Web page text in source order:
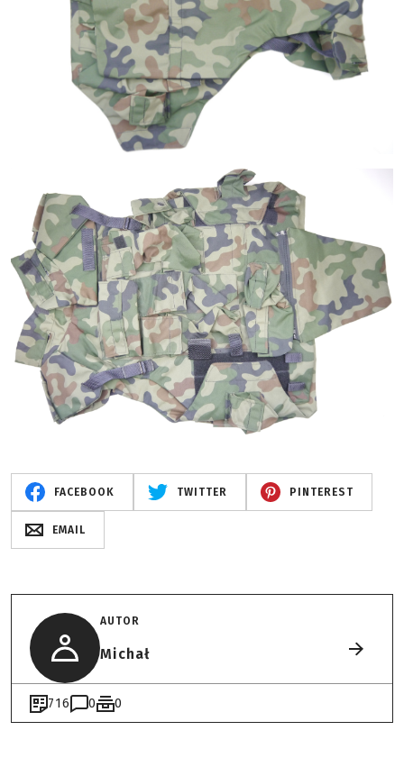
FACEBOOK TWITTER PINTEREST
EMAIL
AUTOR
Michał
716 0 0